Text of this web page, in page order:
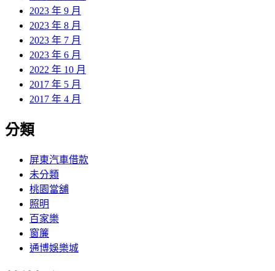
2023 年 9 月
2023 年 8 月
2023 年 7 月
2023 年 6 月
2022 年 10 月
2017 年 5 月
2017 年 4 月
分類
屏東汽車借款
未分類
桃園當舖
照明
百家樂
窗簾
通博娛樂城